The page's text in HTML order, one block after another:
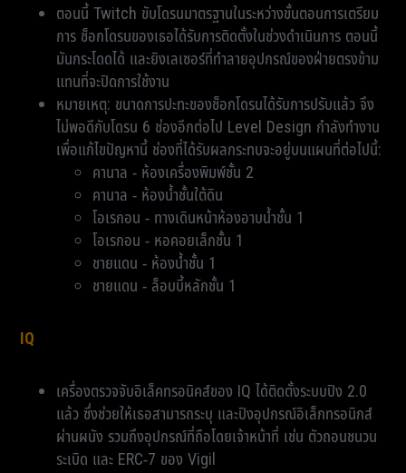
ตอนนี้ Twitch ขับโดรนมาตรฐานในระหว่างขั้นตอนการเตรียม
การ ช็อกโดรนของเธอได้รับการติดตั้งในช่วงดำเนินการ ตอนนี้
มันกระโดดได้ และยิงเลเซอร์ที่ทำลายอุปกรณ์ของฝ่ายตรงข้าม
แทนที่จะปิดการใช้งาน
หมายเหตุ: ขนาดการปะทะของช็อกโดรนได้รับการปรับแล้ว จึง
ไม่พอดีกับโดรน 6 ช่องอีกต่อไป Level Design กำลังทำงาน
เพื่อแก้ไขปัญหานี้ ช่องที่ได้รับผลกระทบจะอยู่บนแผนที่ต่อไปนี้:
คานาล - ห้องเครื่องพิมพ์ชั้น 2
คานาล - ห้องน้ำชั้นใต้ดิน
โอเรกอน - ทางเดินหน้าห้องอาบน้ำชั้น 1
โอเรกอน - หอคอยเล็กชั้น 1
ชายแดน - ห้องน้ำชั้น 1
ชายแดน - ล็อบบี้หลักชั้น 1
IQ
เครื่องตรวจจับอิเล็คทรอนิคส์ของ IQ ได้ติดตั้งระบบปิง 2.0
แล้ว ซึ่งช่วยให้เธอสามารถระบุ และปิงอุปกรณ์อิเล็กทรอนิกส์
ผ่านผนัง รวมถึงอุปกรณ์ที่ถือโดยเจ้าหน้าที่ เช่น ตัวถอนชนวน
ระเบิด และ ERC-7 ของ Vigil